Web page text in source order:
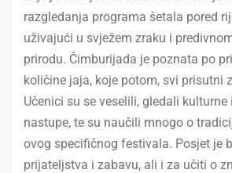
razgledanja programa šetala pored
uživajući u svježem zraku i
prirodu. Čimburijada je poznata po
količine jaja, koje potom, svi prisutni
Učenici su se veselili, gledali kulturne
nastupe, te su naučili mnogo o
ovog specifičnog festivala. Posjet je
prijateljstva i zabavu, ali i za učiti o